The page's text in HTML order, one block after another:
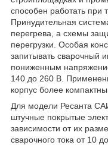
способен работать при
Принудительная
перегрева, а схемы
перегрузки. Особая
запитывать сварочный
пониженным
140 до 260 В.
корпус более
Для модели Ресанта
штучные покрытые
зависимости от их
сварочного тока от 10